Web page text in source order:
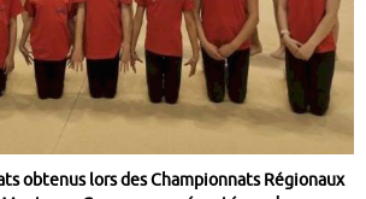
obtenus lors des Championnats Régionaux